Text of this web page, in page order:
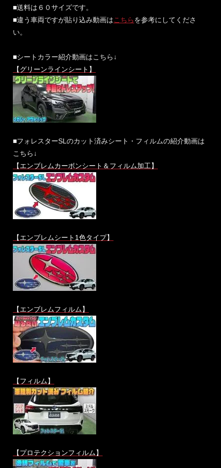
■送料は６０サイズです。
■違う車両ですが貼り込み動画はこちらを参考にしてくださ
い。
■シートカラー紹介動画はこちら↓
【グリーンラインシート】
■フォレスターSLのカット済みシート・フィルムの紹介動画は
こちら↓
【エンブレムカーボンシート＆フィルム加工】
【エンブレムシート1色タイプ】
【エンブレムフィルム】
【フィルム】
【プロテクションフィルム】